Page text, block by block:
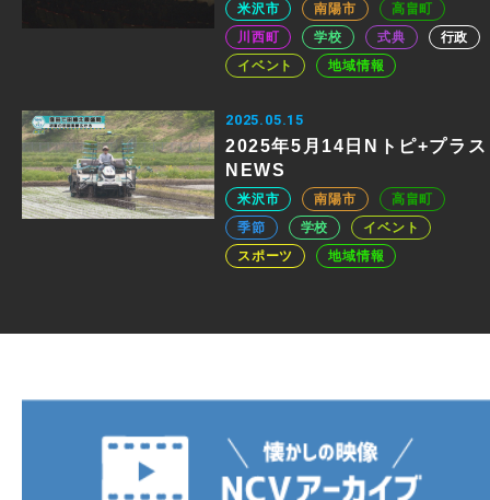
米沢市 南陽市
高畠町
川西町
学校 式典
行政
イベント
地域情報
2025.05.15
2025年5月14日Nトピ+プラス
NEWS
米沢市 南陽市
高畠町
季節
学校
イベント
スポーツ
地域情報